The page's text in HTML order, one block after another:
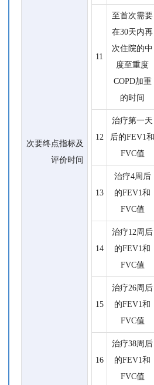
次要终点指标及
评价时间
11
至首次需要
在30天内再
次住院的中
度至重度
COPD加重
的时间
12
治疗第一天
后的FEV1和
FVC值
13
治疗4周后
的FEV1和
FVC值
14
治疗12周后
的FEV1和
FVC值
15
治疗26周后
的FEV1和
FVC值
16
治疗38周后
的FEV1和
FVC值